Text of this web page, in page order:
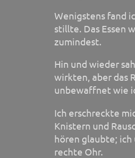
Wenigstens fand
stillte. Das Essen
zumindest.
Hin und wieder
wirkten, aber das
unbewaffnet wie
Ich erschreckte
Knistern und
hören glaubte;
rechte Ohr.